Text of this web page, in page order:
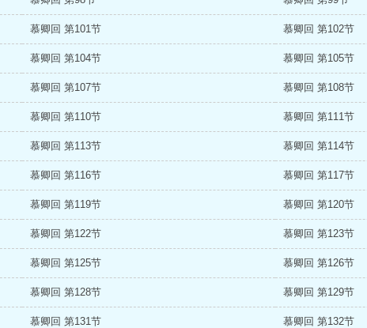
慕卿回 第101节 慕卿回 第102节
慕卿回 第104节 慕卿回 第105节
慕卿回 第107节 慕卿回 第108节
慕卿回 第110节 慕卿回 第111节
慕卿回 第113节 慕卿回 第114节
慕卿回 第116节 慕卿回 第117节
慕卿回 第119节 慕卿回 第120节
慕卿回 第122节 慕卿回 第123节
慕卿回 第125节 慕卿回 第126节
慕卿回 第128节 慕卿回 第129节
慕卿回 第131节 慕卿回 第132节